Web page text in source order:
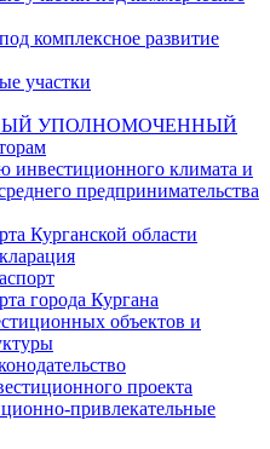
комплексное развитие
участки
УПОЛНОМОЧЕННЫЙ
инвестиционного климата и
предпринимательства
Курганской области
города Кургана
объектов и
проекта
привлекательные